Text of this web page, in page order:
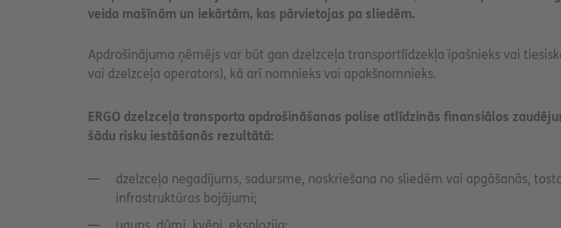
veida mašīnām un iekārtām, kas pārvietojas pa sliedēm.
Apdrošinājuma ņēmējs var būt gan dzelzceļa transportlīdzekļa īpašnieks vai
vai dzelzceļa operators), kā arī nomnieks vai apakšnomnieks.
ERGO dzelzceļa transporta apdrošināšanas polise atlīdzinās finansiālos
šādu risku iestāšanās rezultātā:
dzelzceļa negadījums, sadursme, noskriešana no sliedēm vai apgāšanās,
infrastruktūras bojājumi;